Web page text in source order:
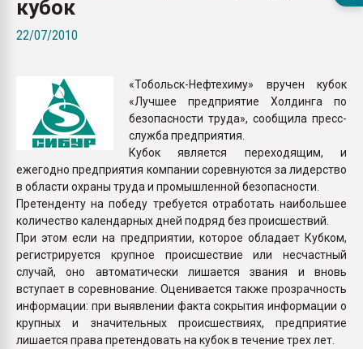
бутылок
ПЕРЕЙТИ НА
кубок
22/07/2010
«Тобольск-Нефтехиму» вручен кубок
«Лучшее предприятие Холдинга по
безопасности труда», сообщила пресс-
служба предприятия.
Кубок является переходящим, и
ежегодно предприятия компании соревнуются за лидерство
в области охраны труда и промышленной безопасности.
Претенденту на победу требуется отработать наибольшее
количество календарных дней подряд без происшествий.
При этом если на предприятии, которое обладает Кубком,
регистрируется крупное происшествие или несчастный
случай, оно автоматически лишается звания и вновь
вступает в соревнование. Оценивается также прозрачность
информации: при выявлении факта сокрытия информации о
крупных и значительных происшествиях, предприятие
лишается права претендовать на кубок в течение трех лет.